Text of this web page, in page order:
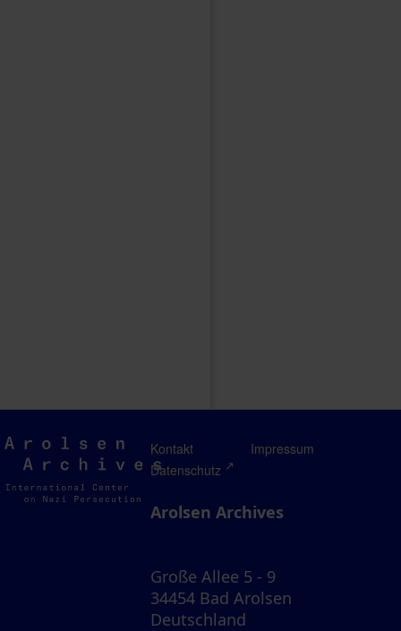
Arolsen
Archives
Kontakt
Impressum
Datenschutz
Arolsen Archives
Große Allee 5 - 9
34454 Bad Arolsen
Deutschland